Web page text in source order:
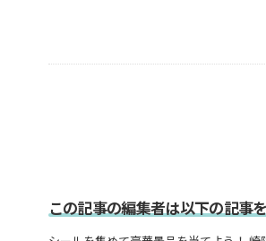
この記事の編集者は以下の記事